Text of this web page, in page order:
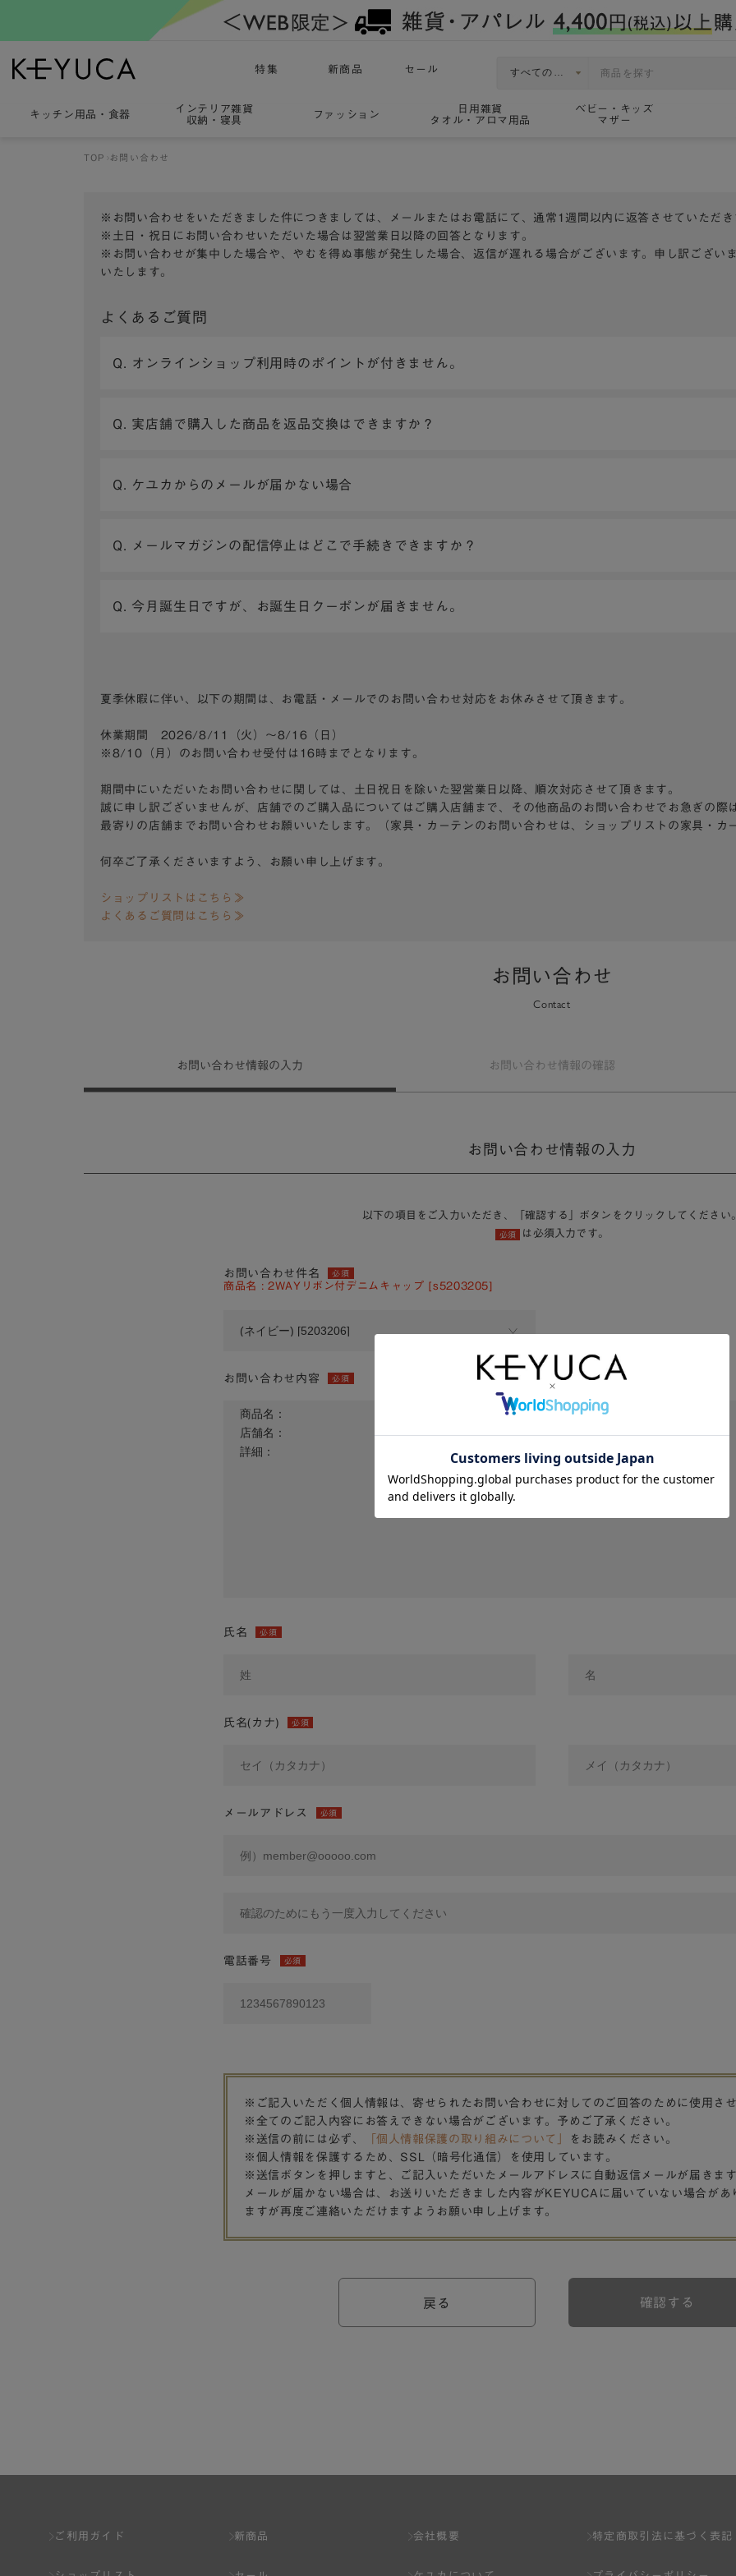
特集 新商品 セール
キッチン用品 ・ 食器
インテリア雑貨
収納・寝具
ファッション
日用雑貨
タオル・アロマ用品
ベビー・キッズ
マザー
TOP お問い合わせ
※お問い合わせをいただきました件につきましては、メールまたはお電話にて、通常1週間以内に返答させていただ
※土日・祝日にお問い合わせいただいた場合は翌営業日以降の回答となります。
※お問い合わせが集中した場合や、やむを得ぬ事態が発生した場合、返信が遅れる場合がございます。申し訳ござい
いたします。
よくあるご質問
Q. オンラインショップ利用時のポイントが付きません。
Q. 実店舗で購入した商品を返品交換はできますか？
Q. ケユカからのメールが届かない場合
Q. メールマガジンの配信停止はどこで手続きできますか？
Q. 今月誕生日ですが、お誕生日クーポンが届きません。
夏季休暇に伴い、以下の期間は、お電話・メールでのお問い合わせ対応をお休みさせて頂きます。
休業期間 2026/8/11（火）～8/16（日）
※8/10（月）のお問い合わせ受付は16時までとなります。
期間中にいただいたお問い合わせに関しては、土日祝日を除いた翌営業日以降、順次対応させて頂きます。
誠に申し訳ございませんが、店舗でのご購入品についてはご購入店舗まで、その他商品のお問い合わせでお急ぎの際
最寄りの店舗までお問い合わせお願いいたします。（家具・カーテンのお問い合わせは、ショップリストの家具・カ
何卒ご了承くださいますよう、お願い申し上げます。
ショップリストはこちら≫
よくあるご質問はこちら≫
お問い合わせ
Contact
お問い合わせ情報の入力 お問い合わせ 情報の確認
お問い合わせ情報の入力
以下の項目をご入力いただき、「確認する」ボタンをクリックしてください
必須 は必須入力です。
お問い合わせ件名 必須
商品名 : 2WAYリボン付デニムキャップ [s5203205]
お問い合わせ内容 必須
氏名 必須
氏名(カナ) 必須
メールアドレス 必須
電話番号 必須
※ご記入いただく個人情報は、寄せられたお問い合わせに対してのご回答のために使用さ
※全てのご記入内容にお答えできない場合がございます。予めご了承ください。
※送信の前には必ず、
「個人情報保護の取り組みについて」
をお読みください。
※個人情報を保護するため、SSL（暗号化通信）を使用しています。
※送信ボタンを押しますと、ご記入いただいたメールアドレスに自動返信メールが届きま
メールが届かない場合は、お送りいただきました内容がKEYUCAに届いていない場合があ
ますが再度ご連絡いただけますようお願い申し上げます。
戻る 確認する
ご利用ガイド 新商品 会社概要 特定商取引法に基づく表記